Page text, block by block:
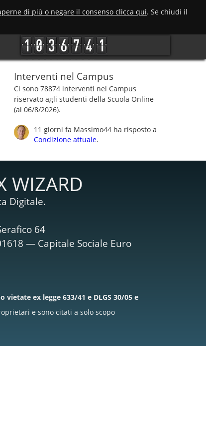
di più o negare il consenso clicca qui. Se chiudi il
Interventi nel Campus
Ci sono 78874 interventi nel Campus
riservato agli studenti della Scuola Online
(al 06/8/2026).
11 giorni fa Massimo44ha risposto a
Condizione attuale.
WIZARD
Digitale.
64
— Capitale Sociale Euro
ex legge 633/41 e DLGS 30/05 e
e sono citati a solo scopo